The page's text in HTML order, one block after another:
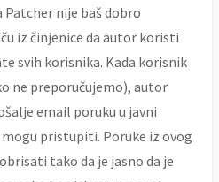
nije baš dobro
iz činjenice da autor koristi
svih korisnika. Kada korisnik
ne preporučujemo), autor
email poruku u javni
pristupiti. Poruke iz ovog
tako da je jasno da je